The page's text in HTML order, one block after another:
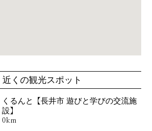
近くの観光スポット
くるんと【長井市 遊びと学びの交流施
設】
0km